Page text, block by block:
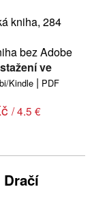
kniha, 284
bez Adobe
ve
Kindle | PDF
/ 4.5 €